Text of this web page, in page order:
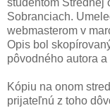
študentom Strednej
Sobranciach.
webmasterom v
Opis bol
pôvodného autora
Kópiu na onom
prijateľnú z toho